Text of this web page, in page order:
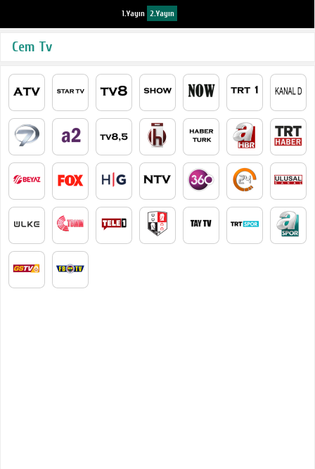
1.Yayın 2.Yayın
Cem Tv